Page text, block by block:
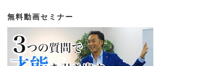
無料動画セミナー